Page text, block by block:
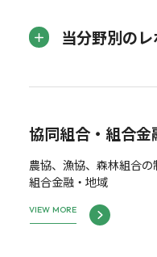
当分野別の
協同組合・組合金
農協、漁協、森林組合
組合金融・地域
VIEW MORE